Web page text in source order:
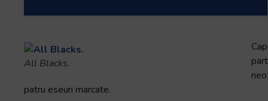
shortcut
All Blacks.
patru eseuri marcate.